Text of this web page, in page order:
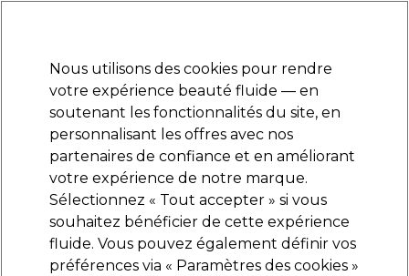
Se connecter
Marques Bons plans Coiffure Electro et Matériel
Livraison et délais
lire la suite
Sibel Best Grips Métal Ondulé Mat 50mm
250pcs. Noir
Nous utilisons des cookies pour rendre
votre expérience beauté fluide — en
soutenant les fonctionnalités du site, en
personnalisant les offres avec nos
partenaires de confiance et en améliorant
votre expérience de notre marque.
Sélectionnez « Tout accepter » si vous
souhaitez bénéficier de cette expérience
fluide. Vous pouvez également définir vos
préférences via « Paramètres des cookies »